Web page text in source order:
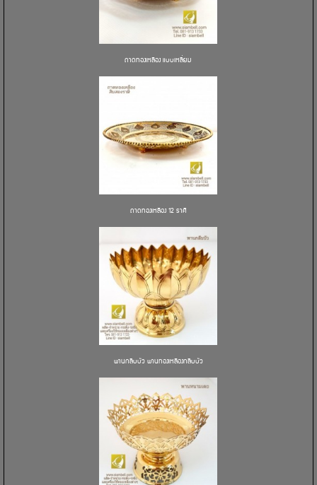
ถาดทองเหลือง แบบเหลี่ยม
ถาดทองเหลือง 12 ราศี
พานกลีบบัว พานทองเหลืองกลีบบัว